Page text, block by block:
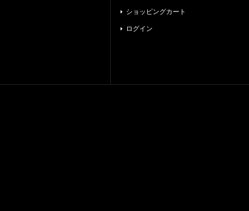
ショッピングカート
ログイン